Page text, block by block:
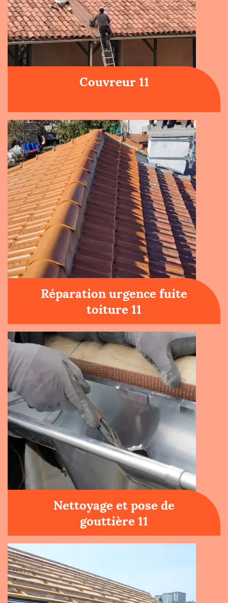
Couvreur 11
Réparation urgence fuite
toiture 11
Nettoyage et pose de
gouttière 11